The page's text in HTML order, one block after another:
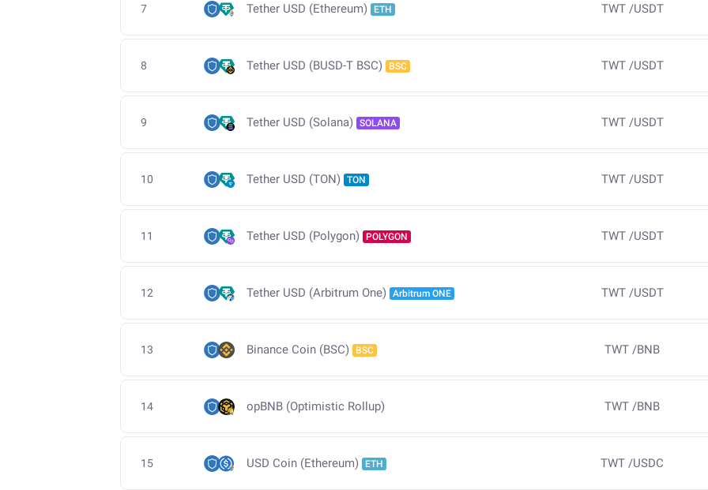
7 Tether USD (Ethereum) ETH TWT /USDT
8 Tether USD (BUSD-T BSC) BSC TWT /USDT
9 Tether USD (Solana) SOLANA TWT /USDT
10 Tether USD (TON) TON TWT /USDT
11 Tether USD (Polygon) POLYGON TWT /USDT
12 Tether USD (Arbitrum One) Arbitrum ONE TWT /USDT
13 Binance Coin (BSC) BSC TWT /BNB
14 opBNB (Optimistic Rollup) TWT /BNB
15 USD Coin (Ethereum) ETH TWT /USDC